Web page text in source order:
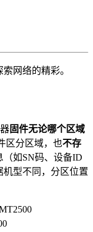
网络的精彩。
固件无论哪个区域
区分区域，也不存
如SN码、设备ID
型不同，分区位置